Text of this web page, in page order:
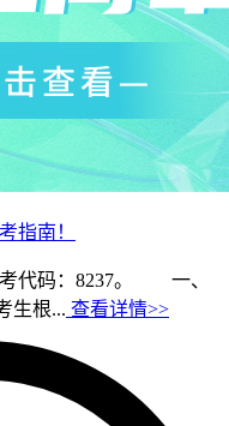
指南！
代码：8237。 一、
根... 查看详情>>